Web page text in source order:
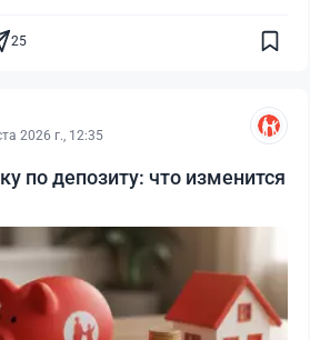
25
2026 г., 12:35
по депозиту: что изменится